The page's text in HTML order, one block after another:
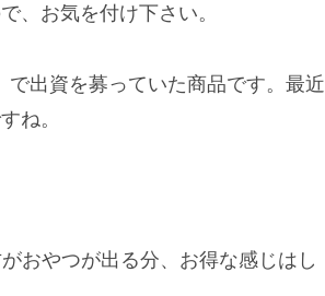
、お気を付け下さい。
出資を募っていた商品です。最近
ね。
おやつが出る分、お得な感じはし